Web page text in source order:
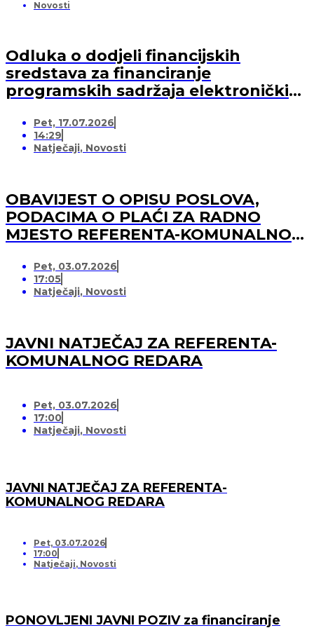
Novosti
Odluka o dodjeli financijskih
sredstava za financiranje
programskih sadržaja elektroničkih
medijskih usluga)
Pet, 17.07.2026
14:29
Natječaji, Novosti
OBAVIJEST O OPISU POSLOVA,
PODACIMA O PLAĆI ZA RADNO
MJESTO REFERENTA-KOMUNALNOG
Pet, 03.07.2026
17:05
Natječaji, Novosti
JAVNI NATJEČAJ ZA REFERENTA-
KOMUNALNOG REDARA
Pet, 03.07.2026
17:00
Natječaji, Novosti
JAVNI NATJEČAJ ZA REFERENTA-
KOMUNALNOG REDARA
Pet, 03.07.2026
17:00
Natječaji, Novosti
PONOVLJENI JAVNI POZIV za financiranje